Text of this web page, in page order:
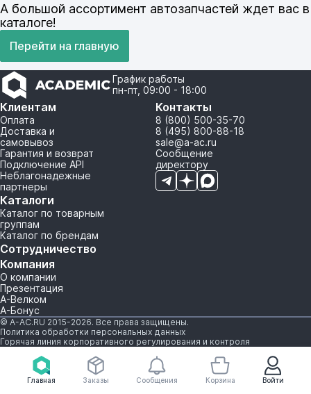
Главная Войти
Заказы Сообщения Корзина
А большой ассортимент автозапчастей ждет вас в
каталоге!
Перейти на главную
График работы
пн-пт, 09:00 - 18:00
Клиентам
Оплата
Доставка и
самовывоз
Гарантия и возврат
Подключение API
Неблагонадежные
партнеры
Каталоги
Каталог по товарным
группам
Каталог по брендам
Сотрудничество
Компания
О компании
Презентация
А-Велком
А-Бонус
Контакты
8 (800) 500-35-70
8 (495) 800-88-18
sale@a-ac.ru
Сообщение
директору
© A-AC.RU 2015-2026. Все права защищены.
Политика обработки персональных данных
Горячая линия корпоративного регулирования и контроля